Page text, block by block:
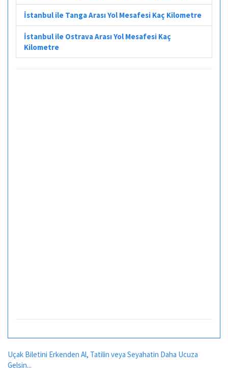
İstanbul ile Tanga Arası Yol Mesafesi Kaç Kilometre
İstanbul ile Ostrava Arası Yol Mesafesi Kaç
Kilometre
Uçak Biletini Erkenden Al, Tatilin veya Seyahatin Daha Ucuza
Gelsin...